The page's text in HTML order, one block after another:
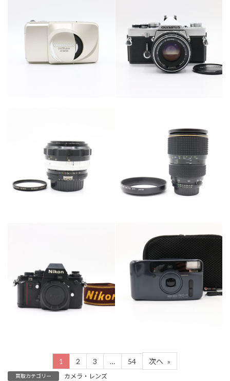
カメラ・レンズ カテゴリー カメラ・レンズ
カテゴリー カメラ・レンズ
カメラ・レンズ
カテゴリー カメラ・レンズ カメラ・レンズ
1 2 3 … 54 次へ »
買取カテゴリー カメラ・レンズ